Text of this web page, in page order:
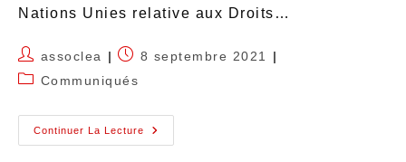
Nations Unies relative aux Droits…
assoclea
8 septembre 2021
Communiqués
Continuer La Lecture